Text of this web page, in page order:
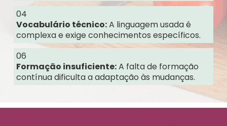
04
Vocabulário técnico:A linguagem usada é
complexa e exige conhecimentos específicos.
06
Formação insuficiente:A falta de formação
contínua dificulta a adaptação às mudanças.